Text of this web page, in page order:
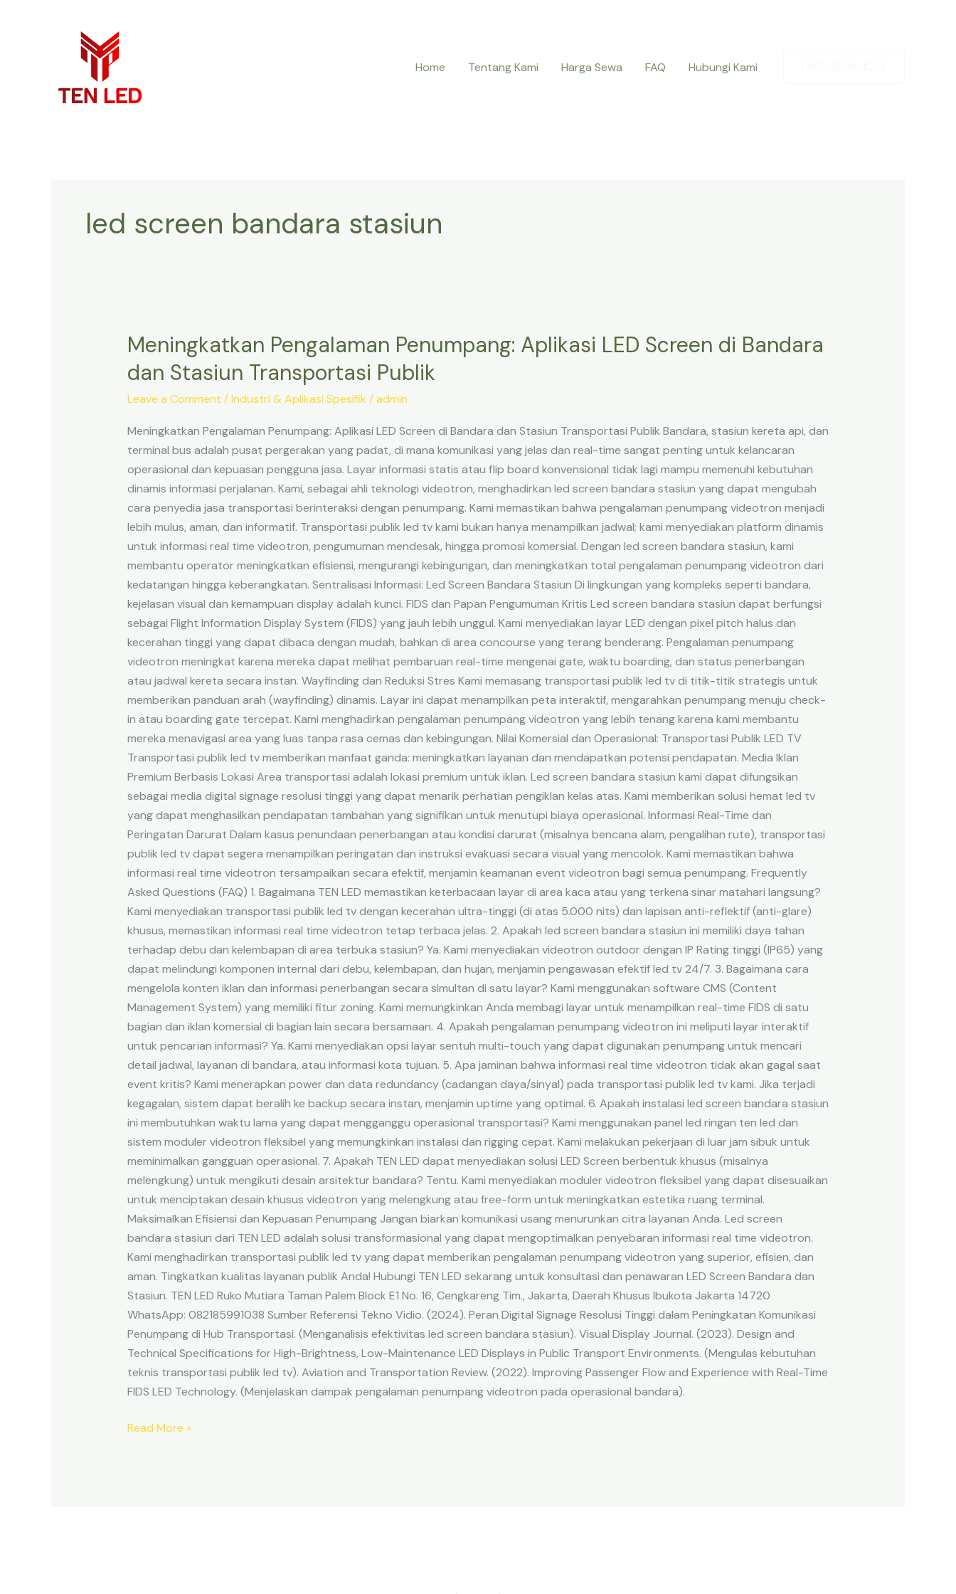
Home
Tentang Kami Harga Sewa FAQ Hubungi Kami
led screen bandara stasiun
Meningkatkan Pengalaman Penumpang: Aplikasi LED Screen di Bandara
dan Stasiun Transportasi Publik
Leave a Comment /Industri & Aplikasi Spesifik /admin
Meningkatkan Pengalaman Penumpang: Aplikasi LED Screen di Bandara dan Stasiun Transportasi Publik Bandara, stasiun kereta api, dan
terminal bus adalah pusat pergerakan yang padat, di mana komunikasi yang jelas dan real-time sangat penting untuk kelancaran
operasional dan kepuasan pengguna jasa. Layar informasi statis atau flip board konvensional tidak lagi mampu memenuhi kebutuhan
dinamis informasi perjalanan. Kami, sebagai ahli teknologi videotron, menghadirkan led screen bandara stasiun yang dapat mengubah
cara penyedia jasa transportasi berinteraksi dengan penumpang. Kami memastikan bahwa pengalaman penumpang videotron menjadi
lebih mulus, aman, dan informatif. Transportasi publik led tv kami bukan hanya menampilkan jadwal; kami menyediakan platform dinamis
untuk informasi real time videotron, pengumuman mendesak, hingga promosi komersial. Dengan led screen bandara stasiun, kami
membantu operator meningkatkan efisiensi, mengurangi kebingungan, dan meningkatkan total pengalaman penumpang videotron dari
kedatangan hingga keberangkatan. Sentralisasi Informasi: Led Screen Bandara Stasiun Di lingkungan yang kompleks seperti bandara,
kejelasan visual dan kemampuan display adalah kunci. FIDS dan Papan Pengumuman Kritis Led screen bandara stasiun dapat berfungsi
sebagai Flight Information Display System (FIDS) yang jauh lebih unggul. Kami menyediakan layar LED dengan pixel pitch halus dan
kecerahan tinggi yang dapat dibaca dengan mudah, bahkan di area concourse yang terang benderang. Pengalaman penumpang
videotron meningkat karena mereka dapat melihat pembaruan real-time mengenai gate, waktu boarding, dan status penerbangan
atau jadwal kereta secara instan. Wayfinding dan Reduksi Stres Kami memasang transportasi publik led tv di titik-titik strategis untuk
memberikan panduan arah (wayfinding) dinamis. Layar ini dapat menampilkan peta interaktif, mengarahkan penumpang menuju check-
in atau boarding gate tercepat. Kami menghadirkan pengalaman penumpang videotron yang lebih tenang karena kami membantu
mereka menavigasi area yang luas tanpa rasa cemas dan kebingungan. Nilai Komersial dan Operasional: Transportasi Publik LED TV
Transportasi publik led tv memberikan manfaat ganda: meningkatkan layanan dan mendapatkan potensi pendapatan. Media Iklan
Premium Berbasis Lokasi Area transportasi adalah lokasi premium untuk iklan. Led screen bandara stasiun kami dapat difungsikan
sebagai media digital signage resolusi tinggi yang dapat menarik perhatian pengiklan kelas atas. Kami memberikan solusi hemat led tv
yang dapat menghasilkan pendapatan tambahan yang signifikan untuk menutupi biaya operasional. Informasi Real-Time dan
Peringatan Darurat Dalam kasus penundaan penerbangan atau kondisi darurat (misalnya bencana alam, pengalihan rute), transportasi
publik led tv dapat segera menampilkan peringatan dan instruksi evakuasi secara visual yang mencolok. Kami memastikan bahwa
informasi real time videotron tersampaikan secara efektif, menjamin keamanan event videotron bagi semua penumpang. Frequently
Asked Questions (FAQ) 1. Bagaimana TEN LED memastikan keterbacaan layar di area kaca atau yang terkena sinar matahari langsung?
Kami menyediakan transportasi publik led tv dengan kecerahan ultra-tinggi (di atas 5.000 nits) dan lapisan anti-reflektif (anti-glare)
khusus, memastikan informasi real time videotron tetap terbaca jelas. 2. Apakah led screen bandara stasiun ini memiliki daya tahan
terhadap debu dan kelembapan di area terbuka stasiun? Ya. Kami menyediakan videotron outdoor dengan IP Rating tinggi (IP65) yang
dapat melindungi komponen internal dari debu, kelembapan, dan hujan, menjamin pengawasan efektif led tv 24/7. 3. Bagaimana cara
mengelola konten iklan dan informasi penerbangan secara simultan di satu layar? Kami menggunakan software CMS (Content
Management System) yang memiliki fitur zoning. Kami memungkinkan Anda membagi layar untuk menampilkan real-time FIDS di satu
bagian dan iklan komersial di bagian lain secara bersamaan. 4. Apakah pengalaman penumpang videotron ini meliputi layar interaktif
untuk pencarian informasi? Ya. Kami menyediakan opsi layar sentuh multi-touch yang dapat digunakan penumpang untuk mencari
detail jadwal, layanan di bandara, atau informasi kota tujuan. 5. Apa jaminan bahwa informasi real time videotron tidak akan gagal saat
event kritis? Kami menerapkan power dan data redundancy (cadangan daya/sinyal) pada transportasi publik led tv kami. Jika terjadi
kegagalan, sistem dapat beralih ke backup secara instan, menjamin uptime yang optimal. 6. Apakah instalasi led screen bandara stasiun
ini membutuhkan waktu lama yang dapat mengganggu operasional transportasi? Kami menggunakan panel led ringan ten led dan
sistem moduler videotron fleksibel yang memungkinkan instalasi dan rigging cepat. Kami melakukan pekerjaan di luar jam sibuk untuk
meminimalkan gangguan operasional. 7. Apakah TEN LED dapat menyediakan solusi LED Screen berbentuk khusus (misalnya
melengkung) untuk mengikuti desain arsitektur bandara? Tentu. Kami menyediakan moduler videotron fleksibel yang dapat disesuaikan
untuk menciptakan desain khusus videotron yang melengkung atau free-form untuk meningkatkan estetika ruang terminal.
Maksimalkan Efisiensi dan Kepuasan Penumpang Jangan biarkan komunikasi usang menurunkan citra layanan Anda. Led screen
bandara stasiun dari TEN LED adalah solusi transformasional yang dapat mengoptimalkan penyebaran informasi real time videotron.
Kami menghadirkan transportasi publik led tv yang dapat memberikan pengalaman penumpang videotron yang superior, efisien, dan
aman. Tingkatkan kualitas layanan publik Anda! Hubungi TEN LED sekarang untuk konsultasi dan penawaran LED Screen Bandara dan
Stasiun. TEN LED Ruko Mutiara Taman Palem Block E1 No. 16, Cengkareng Tim., Jakarta, Daerah Khusus Ibukota Jakarta 14720
WhatsApp: 082185991038 Sumber Referensi Tekno Vidio. (2024). Peran Digital Signage Resolusi Tinggi dalam Peningkatan Komunikasi
Penumpang di Hub Transportasi. (Menganalisis efektivitas led screen bandara stasiun). Visual Display Journal. (2023). Design and
Technical Specifications for High-Brightness, Low-Maintenance LED Displays in Public Transport Environments. (Mengulas kebutuhan
teknis transportasi publik led tv). Aviation and Transportation Review. (2022). Improving Passenger Flow and Experience with Real-Time
FIDS LED Technology. (Menjelaskan dampak pengalaman penumpang videotron pada operasional bandara).
Meningkatkan
Pengalaman
Penumpang:
Aplikasi
Screen
di
Bandara
dan
Stasiun
Transportasi
Publik
Read More »